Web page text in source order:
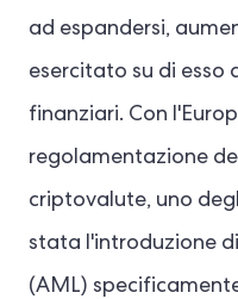
ad espandersi,
esercitato su di esso
finanziari. Con
regolamentazione
criptovalute, uno
stata l'introduzione
(AML)